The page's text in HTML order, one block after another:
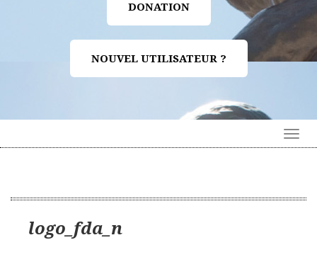
DONATION
NOUVEL UTILISATEUR ?
logo_fda_n